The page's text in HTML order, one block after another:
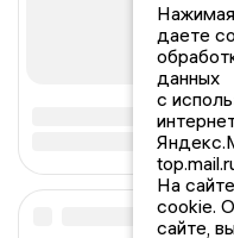
даете
данных
с
На
cookie.
сайте,